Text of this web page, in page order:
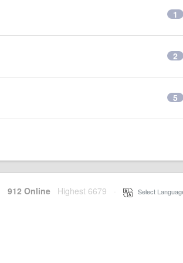
1
2
5
912 Online Highest 6679 Select